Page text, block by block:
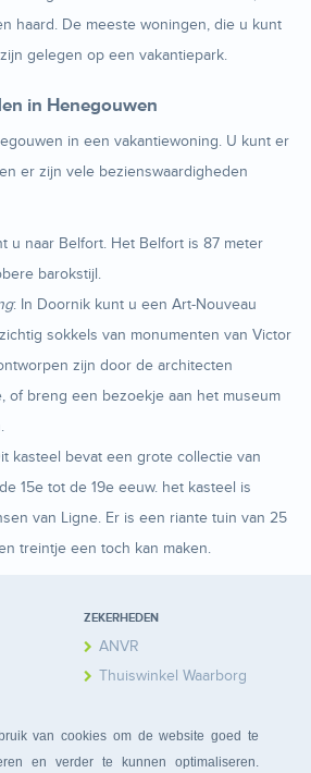
van cookies om de website goed te
en verder te kunnen optimaliseren.
haard. De meeste woningen, die u kunt
gelegen op een vakantiepark.
in Henegouwen
in een vakantiewoning. U kunt er
er zijn vele bezienswaardigheden
u naar Belfort. Het Belfort is 87 meter
barokstijl.
: In Doornik kunt u een Art-Nouveau
sokkels van monumenten van Victor
zijn door de architecten
of breng een bezoekje aan het museum
kasteel bevat een grote collectie van
15e tot de 19e eeuw. het kasteel is
van Ligne. Er is een riante tuin van 25
treintje een toch kan maken.
ZEKERHEDEN
ANVR
Thuiswinkel Waarborg